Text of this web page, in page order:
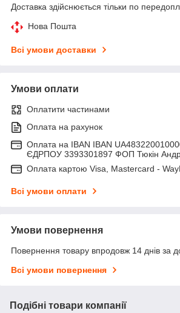
Доставка здійснюється тільки по
Нова Пошта
Всі умови доставки
Умови оплати
Оплатити частинами
Оплата на рахунок
Оплата на IBAN IBAN
ЄДРПОУ 3393301897 ФОП Тюкін
Оплата картою Visa, Mastercard -
Всі умови оплати
Умови повернення
Повернення товару впродовж 14 днів за
Всі умови повернення
Подібні товари компанії